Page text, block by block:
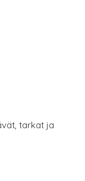
tarkat ja